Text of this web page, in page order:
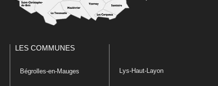
LES COMMUNES
Bégrolles-en-Mauges Lys-Haut-Layon